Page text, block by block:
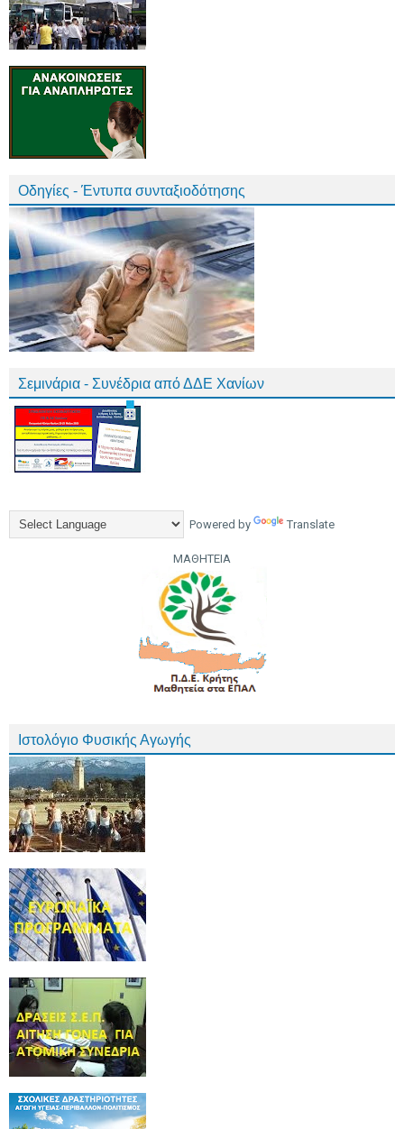
Οδηγίες - Έντυπα συνταξιοδότησης
Σεμινάρια - Συνέδρια από ΔΔΕ Χανίων
Powered by Translate
ΜΑΘΗΤΕΙΑ
Ιστολόγιο Φυσικής Αγωγής